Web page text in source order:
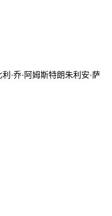
·乔·阿姆斯特朗朱利安·萨